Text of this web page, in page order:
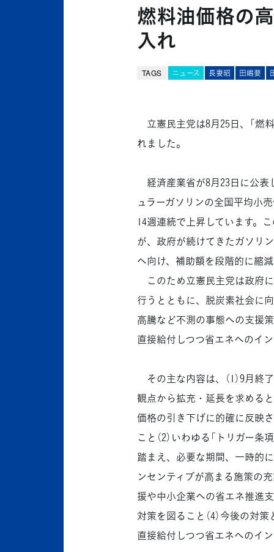
燃料油価格の
入れ
TAGS ニュース 長妻昭 田嶋要
立憲民主党は8月25日、「燃
れました。
経済産業省が8月23日に公表
ュラーガソリンの全国平均小
14週連続で上昇しています。
が、政府が続けてきたガソリ
へ向け、補助額を段階的に縮
このため立憲民主党は政府
行うとともに、脱炭素社会に
高騰など不測の事態への支援
直接給付しつつ省エネへのイ
その主な内容は、（1）9月
観点から拡充・延長を求める
価格の引き下げに的確に反映
こと（2）いわゆる「トリガー
踏まえ、必要な期間、一時的
ンセンティブが高まる施策の
援や中小企業への省エネ推進
対策を図ること（4）今後の対
直接給付しつつ省エネへのイ